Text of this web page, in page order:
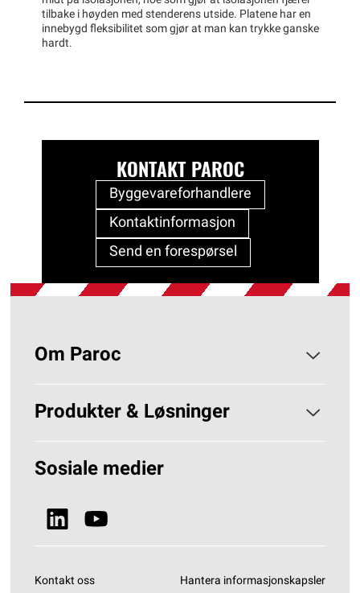
tilbake i høyden med stenderens utside. Platene har en
innebygd fleksibilitet som gjør at man kan trykke ganske
hardt.
KONTAKT PAROC
Byggevareforhandlere
Kontaktinformasjon
Send en forespørsel
Om Paroc
Om PAROC
Hvorfor Steinull?
Bærekraft
Nyheter & Media
Produkter & Løsninger
Løsninger Byggisolering
Sosiale medier
Kontakt oss Hantera informasjonskapsler